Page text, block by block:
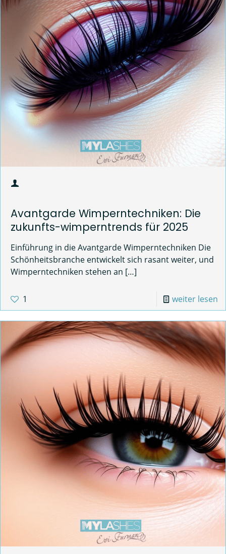
Avantgarde Wimperntechniken: Die
zukunfts-wimperntrends für 2025
Einführung in die Avantgarde Wimperntechniken Die
Schönheitsbranche entwickelt sich rasant weiter, und
Wimperntechniken stehen an […]
1 weiter lesen